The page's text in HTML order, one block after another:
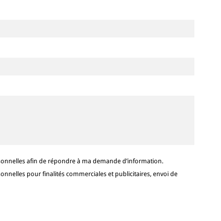
afin de répondre à ma demande d’information.
pour finalités commerciales et publicitaires, envoi de